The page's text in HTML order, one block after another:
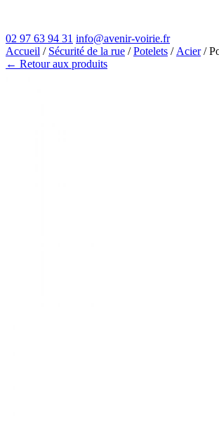
02 97 63 94 31 info@avenir-voirie.fr
Accueil / Sécurité de la rue /Potelets / Acier/
← Retour aux produits